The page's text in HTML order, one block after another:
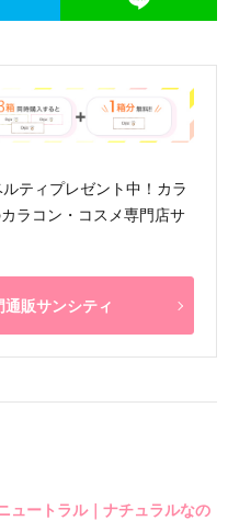
ティプレゼント中！カラ
ラコン・コスメ専門店サ
販サンシティ
ュートラル｜ナチュラルなの